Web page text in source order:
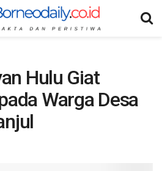
Hulu Giat
Warga Desa